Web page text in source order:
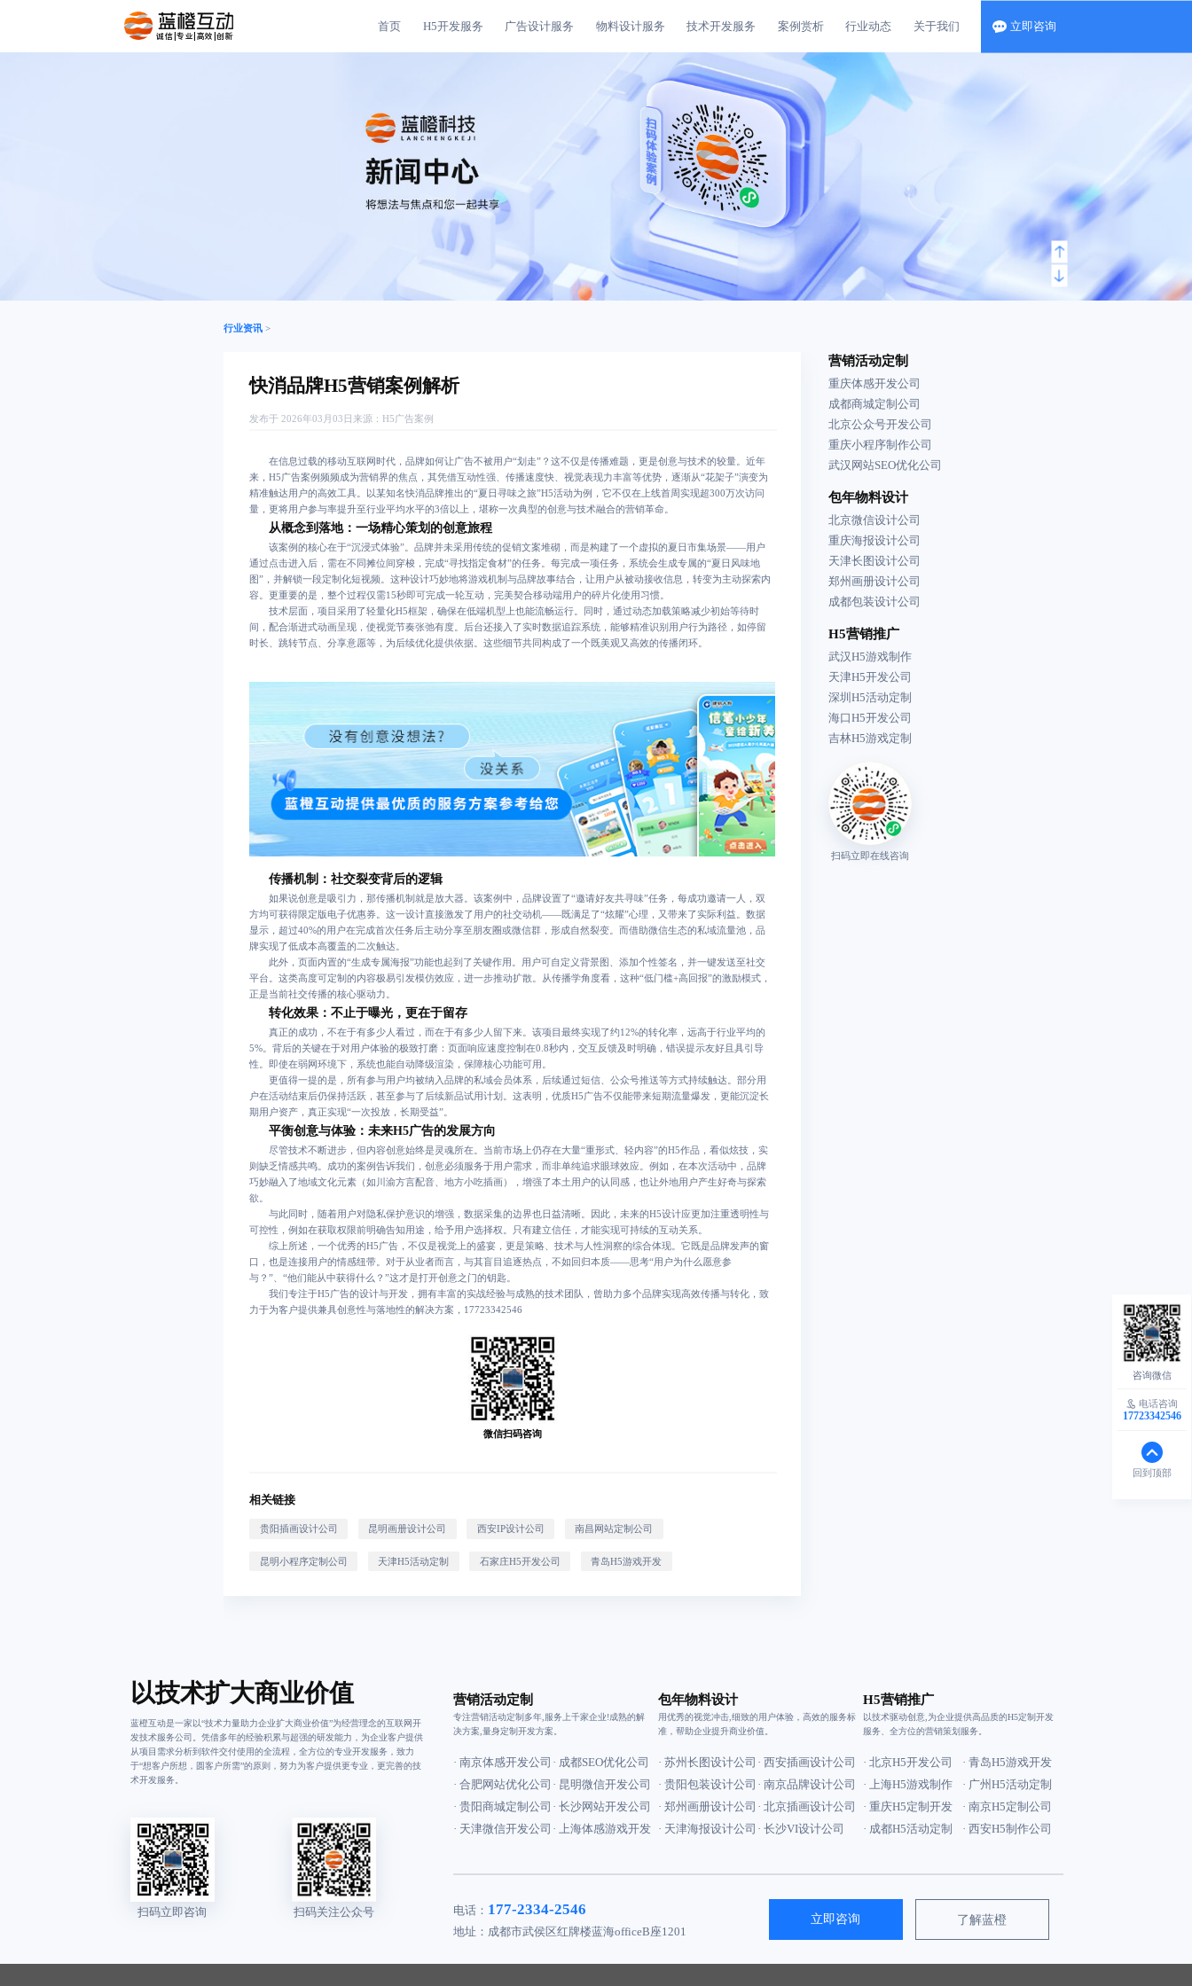
诚信|专业|高效|创新
首页 H5开发服务 广告设计服务 物料设计服务 技术开发服务 案例赏析 行业动态 关于我们 立即咨询
行业资讯 >
快消品牌H5营销案例解析
发布于 2026年03月03日 来源： H5广告案例
在信息过载的移动互联网时代，品牌如何让广告不被用户“划走”？这不仅是传播难题，更是创意与技术的较量。近年
来，H5广告案例频频成为营销界的焦点，其凭借互动性强、传播速度快、视觉表现力丰富等优势，逐渐从“花架子”演变为
精准触达用户的高效工具。以某知名快消品牌推出的“夏日寻味之旅”H5活动为例，它不仅在上线首周实现超300万次访问
量，更将用户参与率提升至行业平均水平的3倍以上，堪称一次典型的创意与技术融合的营销革命。
从概念到落地：一场精心策划的创意旅程
该案例的核心在于“沉浸式体验”。品牌并未采用传统的促销文案堆砌，而是构建了一个虚拟的夏日市集场景——用户
通过点击进入后，需在不同摊位间穿梭，完成“寻找指定食材”的任务。每完成一项任务，系统会生成专属的“夏日风味地
图”，并解锁一段定制化短视频。这种设计巧妙地将游戏机制与品牌故事结合，让用户从被动接收信息，转变为主动探索内
容。更重要的是，整个过程仅需15秒即可完成一轮互动，完美契合移动端用户的碎片化使用习惯。
技术层面，项目采用了轻量化H5框架，确保在低端机型上也能流畅运行。同时，通过动态加载策略减少初始等待时
间，配合渐进式动画呈现，使视觉节奏张弛有度。后台还接入了实时数据追踪系统，能够精准识别用户行为路径，如停留
时长、跳转节点、分享意愿等，为后续优化提供依据。这些细节共同构成了一个既美观又高效的传播闭环。
传播机制：社交裂变背后的逻辑
如果说创意是吸引力，那传播机制就是放大器。该案例中，品牌设置了“邀请好友共寻味”任务，每成功邀请一人，双
方均可获得限定版电子优惠券。这一设计直接激发了用户的社交动机——既满足了“炫耀”心理，又带来了实际利益。数据
显示，超过40%的用户在完成首次任务后主动分享至朋友圈或微信群，形成自然裂变。而借助微信生态的私域流量池，品
牌实现了低成本高覆盖的二次触达。
此外，页面内置的“生成专属海报”功能也起到了关键作用。用户可自定义背景图、添加个性签名，并一键发送至社交
平台。这类高度可定制的内容极易引发模仿效应，进一步推动扩散。从传播学角度看，这种“低门槛+高回报”的激励模式，
正是当前社交传播的核心驱动力。
转化效果：不止于曝光，更在于留存
真正的成功，不在于有多少人看过，而在于有多少人留下来。该项目最终实现了约12%的转化率，远高于行业平均的
5%。背后的关键在于对用户体验的极致打磨：页面响应速度控制在0.8秒内，交互反馈及时明确，错误提示友好且具引导
性。即使在弱网环境下，系统也能自动降级渲染，保障核心功能可用。
更值得一提的是，所有参与用户均被纳入品牌的私域会员体系，后续通过短信、公众号推送等方式持续触达。部分用
户在活动结束后仍保持活跃，甚至参与了后续新品试用计划。这表明，优质H5广告不仅能带来短期流量爆发，更能沉淀长
期用户资产，真正实现“一次投放，长期受益”。
平衡创意与体验：未来H5广告的发展方向
尽管技术不断进步，但内容创意始终是灵魂所在。当前市场上仍存在大量“重形式、轻内容”的H5作品，看似炫技，实
则缺乏情感共鸣。成功的案例告诉我们，创意必须服务于用户需求，而非单纯追求眼球效应。例如，在本次活动中，品牌
巧妙融入了地域文化元素（如川渝方言配音、地方小吃插画），增强了本土用户的认同感，也让外地用户产生好奇与探索
欲。
与此同时，随着用户对隐私保护意识的增强，数据采集的边界也日益清晰。因此，未来的H5设计应更加注重透明性与
可控性，例如在获取权限前明确告知用途，给予用户选择权。只有建立信任，才能实现可持续的互动关系。
综上所述，一个优秀的H5广告，不仅是视觉上的盛宴，更是策略、技术与人性洞察的综合体现。它既是品牌发声的窗
口，也是连接用户的情感纽带。对于从业者而言，与其盲目追逐热点，不如回归本质——思考“用户为什么愿意参
与？”、“他们能从中获得什么？”这才是打开创意之门的钥匙。
我们专注于H5广告的设计与开发，拥有丰富的实战经验与成熟的技术团队，曾助力多个品牌实现高效传播与转化，致
力于为客户提供兼具创意性与落地性的解决方案，17723342546
微信扫码咨询
相关链接
贵阳插画设计公司 昆明画册设计公司 西安IP设计公司 南昌网站定制公司
昆明小程序定制公司 天津H5活动定制 石家庄H5开发公司 青岛H5游戏开发
营销活动定制
重庆体感开发公司
成都商城定制公司
北京公众号开发公司
重庆小程序制作公司
武汉网站SEO优化公司
包年物料设计
北京微信设计公司
重庆海报设计公司
天津长图设计公司
郑州画册设计公司
成都包装设计公司
H5营销推广
武汉H5游戏制作
天津H5开发公司
深圳H5活动定制
海口H5开发公司
吉林H5游戏定制
扫码立即在线咨询
电话咨询
17723342546
回到顶部
以技术扩大商业价值
蓝橙互动是一家以“技术力量助力企业扩大商业价值”为经营理念的互联网开
发技术服务公司。凭借多年的经验积累与超强的研发能力，为企业客户提供
从项目需求分析到软件交付使用的全流程，全方位的专业开发服务，致力
于“想客户所想，圆客户所需”的原则，努力为客户提供更专业，更完善的技
术开发服务。
营销活动定制
专注营销活动定制多年,服务上千家企业!成熟的解
决方案,量身定制开发方案。
· 南京体感开发公司
· 合肥网站优化公司
· 贵阳商城定制公司
· 天津微信开发公司
· 成都SEO优化公司
· 昆明微信开发公司
· 长沙网站开发公司
· 上海体感游戏开发
包年物料设计
用优秀的视觉冲击,细致的用户体验，高效的服务标
准，帮助企业提升商业价值。
· 苏州长图设计公司
· 贵阳包装设计公司
· 郑州画册设计公司
· 天津海报设计公司
· 西安插画设计公司
· 南京品牌设计公司
· 北京插画设计公司
· 长沙VI设计公司
H5营销推广
以技术驱动创意,为企业提供高品质的H5定制开发
服务、全方位的营销策划服务。
· 北京H5开发公司
· 上海H5游戏制作
· 重庆H5定制开发
· 成都H5活动定制
· 青岛H5游戏开发
· 广州H5活动定制
· 南京H5定制公司
· 西安H5制作公司
电话： 177-2334-2546
地址：成都市武侯区红牌楼蓝海officeB座1201
立即咨询 了解蓝橙